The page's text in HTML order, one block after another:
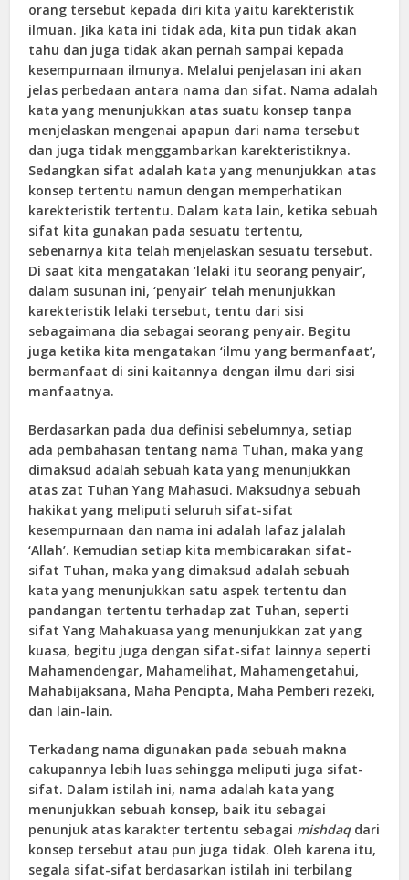
orang tersebut kepada diri kita yaitu karekteristik
ilmuan. Jika kata ini tidak ada, kita pun tidak akan
tahu dan juga tidak akan pernah sampai kepada
kesempurnaan ilmunya. Melalui penjelasan ini akan
jelas perbedaan antara nama dan sifat. Nama adalah
kata yang menunjukkan atas suatu konsep tanpa
menjelaskan mengenai apapun dari nama tersebut
dan juga tidak menggambarkan karekteristiknya.
Sedangkan sifat adalah kata yang menunjukkan atas
konsep tertentu namun dengan memperhatikan
karekteristik tertentu. Dalam kata lain, ketika sebuah
sifat kita gunakan pada sesuatu tertentu,
sebenarnya kita telah menjelaskan sesuatu tersebut.
Di saat kita mengatakan ‘lelaki itu seorang penyair’,
dalam susunan ini, ‘penyair’ telah menunjukkan
karekteristik lelaki tersebut, tentu dari sisi
sebagaimana dia sebagai seorang penyair. Begitu
juga ketika kita mengatakan ‘ilmu yang bermanfaat’,
bermanfaat di sini kaitannya dengan ilmu dari sisi
manfaatnya.
Berdasarkan pada dua definisi sebelumnya, setiap
ada pembahasan tentang nama Tuhan, maka yang
dimaksud adalah sebuah kata yang menunjukkan
atas zat Tuhan Yang Mahasuci. Maksudnya sebuah
hakikat yang meliputi seluruh sifat-sifat
kesempurnaan dan nama ini adalah lafaz jalalah
‘Allah’. Kemudian setiap kita membicarakan sifat-
sifat Tuhan, maka yang dimaksud adalah sebuah
kata yang menunjukkan satu aspek tertentu dan
pandangan tertentu terhadap zat Tuhan, seperti
sifat Yang Mahakuasa yang menunjukkan zat yang
kuasa, begitu juga dengan sifat-sifat lainnya seperti
Mahamendengar, Mahamelihat, Mahamengetahui,
Mahabijaksana, Maha Pencipta, Maha Pemberi rezeki,
dan lain-lain.
Terkadang nama digunakan pada sebuah makna
cakupannya lebih luas sehingga meliputi juga sifat-
sifat. Dalam istilah ini, nama adalah kata yang
menunjukkan sebuah konsep, baik itu sebagai
penunjuk atas karakter tertentu sebagai mishdaqdari
konsep tersebut atau pun juga tidak. Oleh karena itu,
segala sifat-sifat berdasarkan istilah ini terbilang